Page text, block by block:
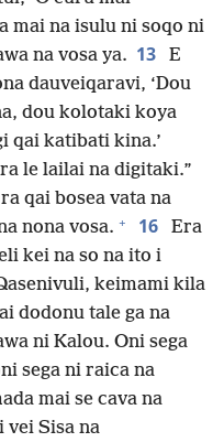
mai na isulu ni soqo ni
na vosa ya. 13
E
dauveiqaravi, ‘Dou
dou kolotaki koya
qai katibati kina.’
le lailai na digitaki.”
qai bosea vata na
nona vosa. + 16
Era
kei na so na ito i
keimami kila
dodonu tale ga na
ni Kalou. Oni sega
sega ni raica na
mai se cava na
vei Sisa na